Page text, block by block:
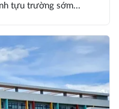
tựu trường sớm...